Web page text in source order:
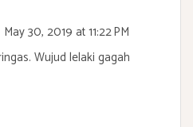
May 30, 2019 at 11:22 PM
Wujud lelaki gagah